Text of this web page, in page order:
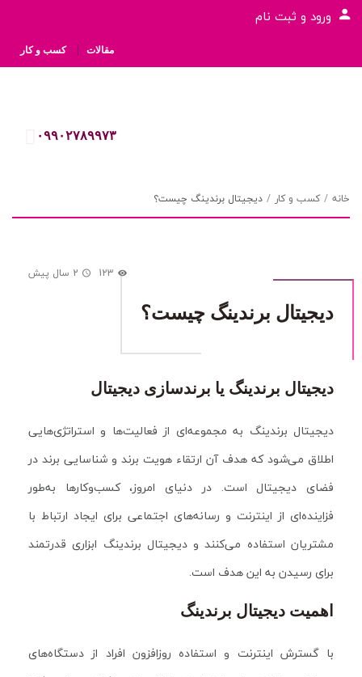
ورود و ثبت نام
مقالات کسب و کار
۰۹۹۰۲۷۸۹۹۷۳
خانه کسب و کار دیجیتال برندینگ چیست؟
دیجیتال برندینگ چیست؟
2 سال پیش 123
دیجیتال برندینگ یا برندسازی دیجیتال
دیجیتال برندینگ به مجموعه‌ای از فعالیت‌ها و استراتژی‌هایی
اطلاق می‌شود که هدف آن ارتقاء هویت برند و شناسایی برند در
فضای دیجیتال است. در دنیای امروز، کسب‌وکارها به‌طور
فزاینده‌ای از اینترنت و رسانه‌های اجتماعی برای ایجاد ارتباط با
مشتریان استفاده می‌کنند و دیجیتال برندینگ ابزاری قدرتمند
برای رسیدن به این هدف است.
اهمیت دیجیتال برندینگ
با گسترش اینترنت و استفاده روزافزون افراد از دستگاه‌های